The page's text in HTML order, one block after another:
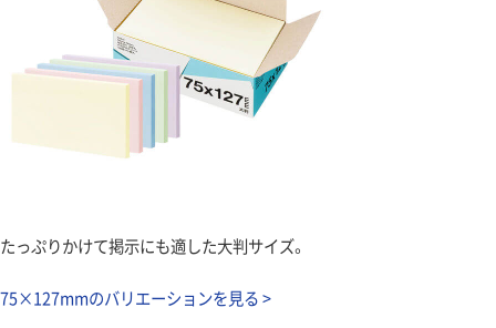
たっぷりかけて掲示にも適した大判サイズ。
75×127mmのバリエーションを見る >